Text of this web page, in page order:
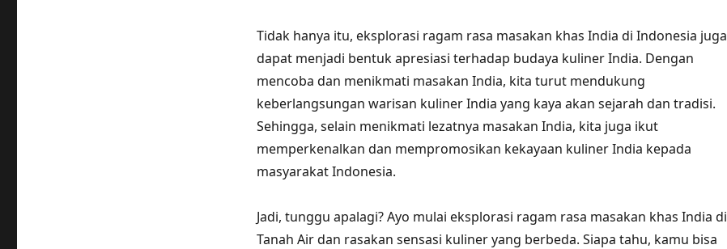
Tidak hanya itu, eksplorasi ragam rasa masakan khas India di Indonesia juga
dapat menjadi bentuk apresiasi terhadap budaya kuliner India. Dengan
mencoba dan menikmati masakan India, kita turut mendukung
keberlangsungan warisan kuliner India yang kaya akan sejarah dan tradisi.
Sehingga, selain menikmati lezatnya masakan India, kita juga ikut
memperkenalkan dan mempromosikan kekayaan kuliner India kepada
masyarakat Indonesia.
Jadi, tunggu apalagi? Ayo mulai eksplorasi ragam rasa masakan khas India di
Tanah Air dan rasakan sensasi kuliner yang berbeda. Siapa tahu, kamu bisa